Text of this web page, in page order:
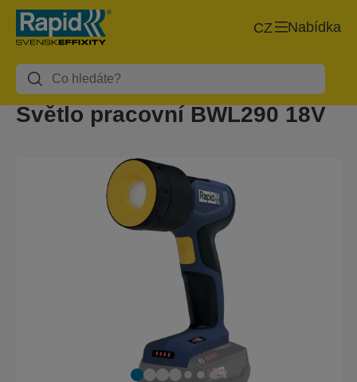
Nabídka
CZ
Světlo pracovní BWL290 18V